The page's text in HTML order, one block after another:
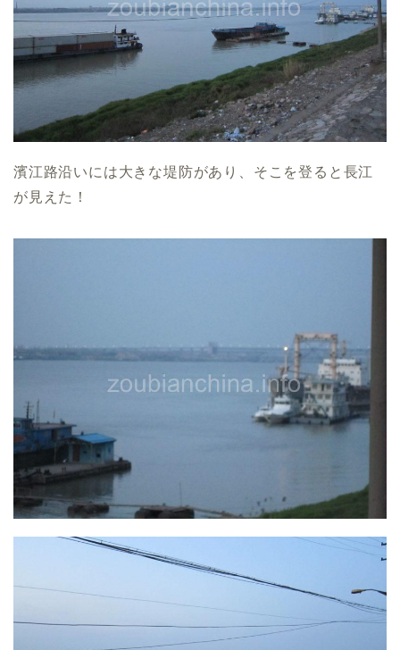
濱江路沿いには大きな堤防があり、そこを登ると長江
が見えた！